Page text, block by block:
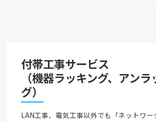
付帯工事サービス
（機器ラッキング、アンラ
グ）
LAN工事、電気工事以外でも「ネットワ